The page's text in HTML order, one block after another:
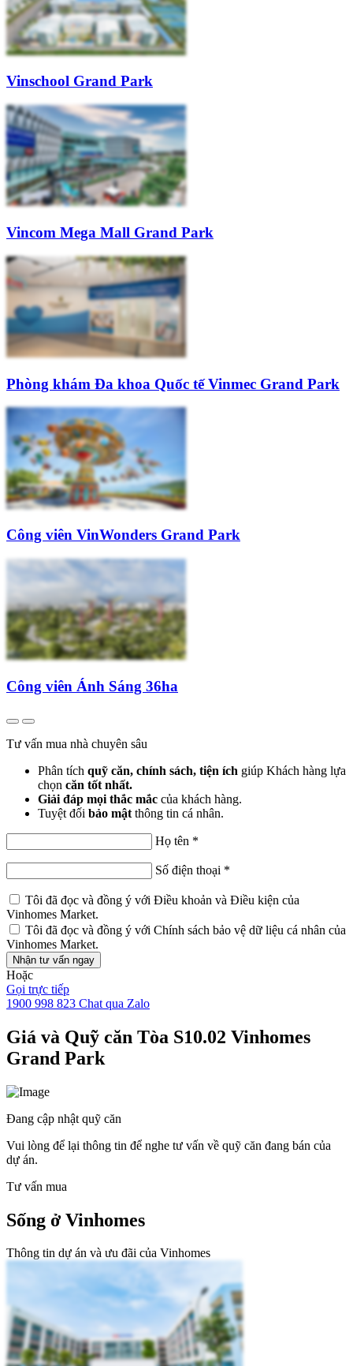
Vinschool Grand Park
Vincom Mega Mall Grand Park
Phòng khám Đa khoa Quốc tế Vinmec Grand Park
Công viên VinWonders Grand Park
Công viên Ánh Sáng 36ha
Tư vấn mua nhà chuyên sâu
Phân tích quỹ căn, chính sách, tiện ích giúp Khách hàng lựa
chọn căn tốt nhất.
Giải đáp mọi thắc mắc của khách hàng.
Tuyệt đối bảo mật thông tin cá nhân.
Họ tên *
Số điện thoại *
Tôi đã đọc và đồng ý với Điều khoản và Điều kiện của
Vinhomes Market.
Tôi đã đọc và đồng ý với Chính sách bảo vệ dữ liệu cá nhân của
Vinhomes Market.
Nhận tư vấn ngay
Hoặc
Gọi trực tiếp
1900 998 823 Chat qua Zalo
Giá và Quỹ căn Tòa S10.02 Vinhomes
Grand Park
Đang cập nhật quỹ căn
Vui lòng để lại thông tin để nghe tư vấn về quỹ căn đang bán của
dự án.
Tư vấn mua
Sống ở Vinhomes
Thông tin dự án và ưu đãi của Vinhomes